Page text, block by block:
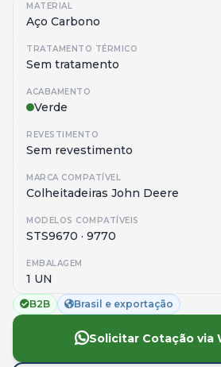
MATERIAL
Aço Carbono
TRATAMENTO TÉRMICO
Sem tratamento
ACABAMENTO
Verde
REVESTIMENTO
Sem revestimento
MARCA COMPATÍVEL
Colheitadeiras John Deere
MODELOS COMPATÍVEIS
STS9670 · 9770
EMBALAGEM
1 UN
B2B Brasil e exportação
Solicitar Cotação via